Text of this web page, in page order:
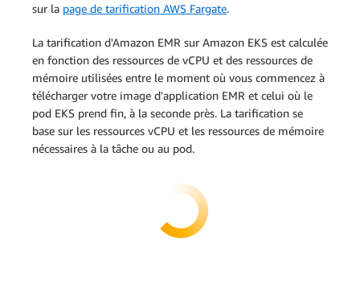
sur la page de tarification AWS Fargate.
La tarification d'Amazon EMR sur Amazon EKS est calculée
en fonction des ressources de vCPU et des ressources de
mémoire utilisées entre le moment où vous commencez à
télécharger votre image d'application EMR et celui où le
pod EKS prend fin, à la seconde près. La tarification se
base sur les ressources vCPU et les ressources de mémoire
nécessaires à la tâche ou au pod.